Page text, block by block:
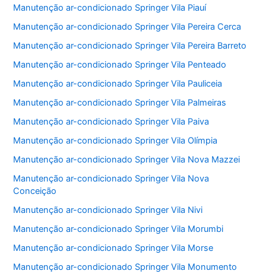
Manutenção ar-condicionado Springer Vila Piauí
Manutenção ar-condicionado Springer Vila Pereira Cerca
Manutenção ar-condicionado Springer Vila Pereira Barreto
Manutenção ar-condicionado Springer Vila Penteado
Manutenção ar-condicionado Springer Vila Pauliceia
Manutenção ar-condicionado Springer Vila Palmeiras
Manutenção ar-condicionado Springer Vila Paiva
Manutenção ar-condicionado Springer Vila Olímpia
Manutenção ar-condicionado Springer Vila Nova Mazzei
Manutenção ar-condicionado Springer Vila Nova
Conceição
Manutenção ar-condicionado Springer Vila Nivi
Manutenção ar-condicionado Springer Vila Morumbi
Manutenção ar-condicionado Springer Vila Morse
Manutenção ar-condicionado Springer Vila Monumento